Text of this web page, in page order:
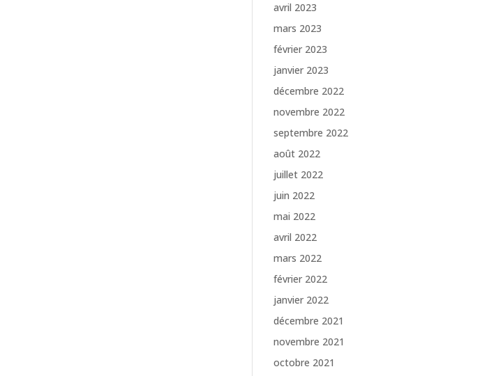
avril 2023
mars 2023
février 2023
janvier 2023
décembre 2022
novembre 2022
septembre 2022
août 2022
juillet 2022
juin 2022
mai 2022
avril 2022
mars 2022
février 2022
janvier 2022
décembre 2021
novembre 2021
octobre 2021